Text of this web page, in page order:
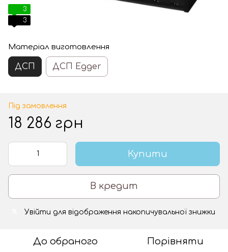
3
3
Матеріал виготовлення
ДСП ДСП Egger
Під замовлення
18 286 грн
Купити
В кредит
Увійти для відображення накопичувальної знижки
До обраного Порівняти